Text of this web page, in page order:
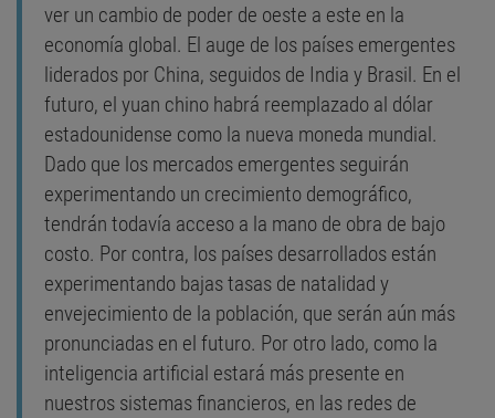
ver un cambio de poder de oeste a este en la
economía global. El auge de los países emergentes
liderados por China, seguidos de India y Brasil. En el
futuro, el yuan chino habrá reemplazado al dólar
estadounidense como la nueva moneda mundial.
Dado que los mercados emergentes seguirán
experimentando un crecimiento demográfico,
tendrán todavía acceso a la mano de obra de bajo
costo. Por contra, los países desarrollados están
experimentando bajas tasas de natalidad y
envejecimiento de la población, que serán aún más
pronunciadas en el futuro. Por otro lado, como la
inteligencia artificial estará más presente en
nuestros sistemas financieros, en las redes de